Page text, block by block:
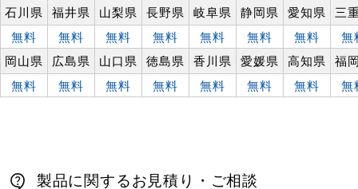
石川県
福井県 山梨県 長野県 岐阜県 静岡県 愛知県
三
無料
無料 無料 無料 無料 無料 無料
無
岡山県
広島県 山口県 徳島県 香川県 愛媛県 高知県
福
無料
無料 無料 無料 無料 無料 無料 無
製品に関するお見積り・ご相談